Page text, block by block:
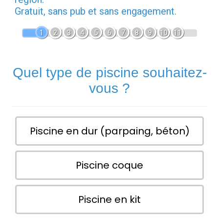
Gratuit, sans pub et sans engagement.
1 2 3 4 5 6 7 8 9 10 11
Quel type de piscine souhaitez-
vous ?
Piscine en dur (parpaing, béton)
Piscine coque
Piscine en kit